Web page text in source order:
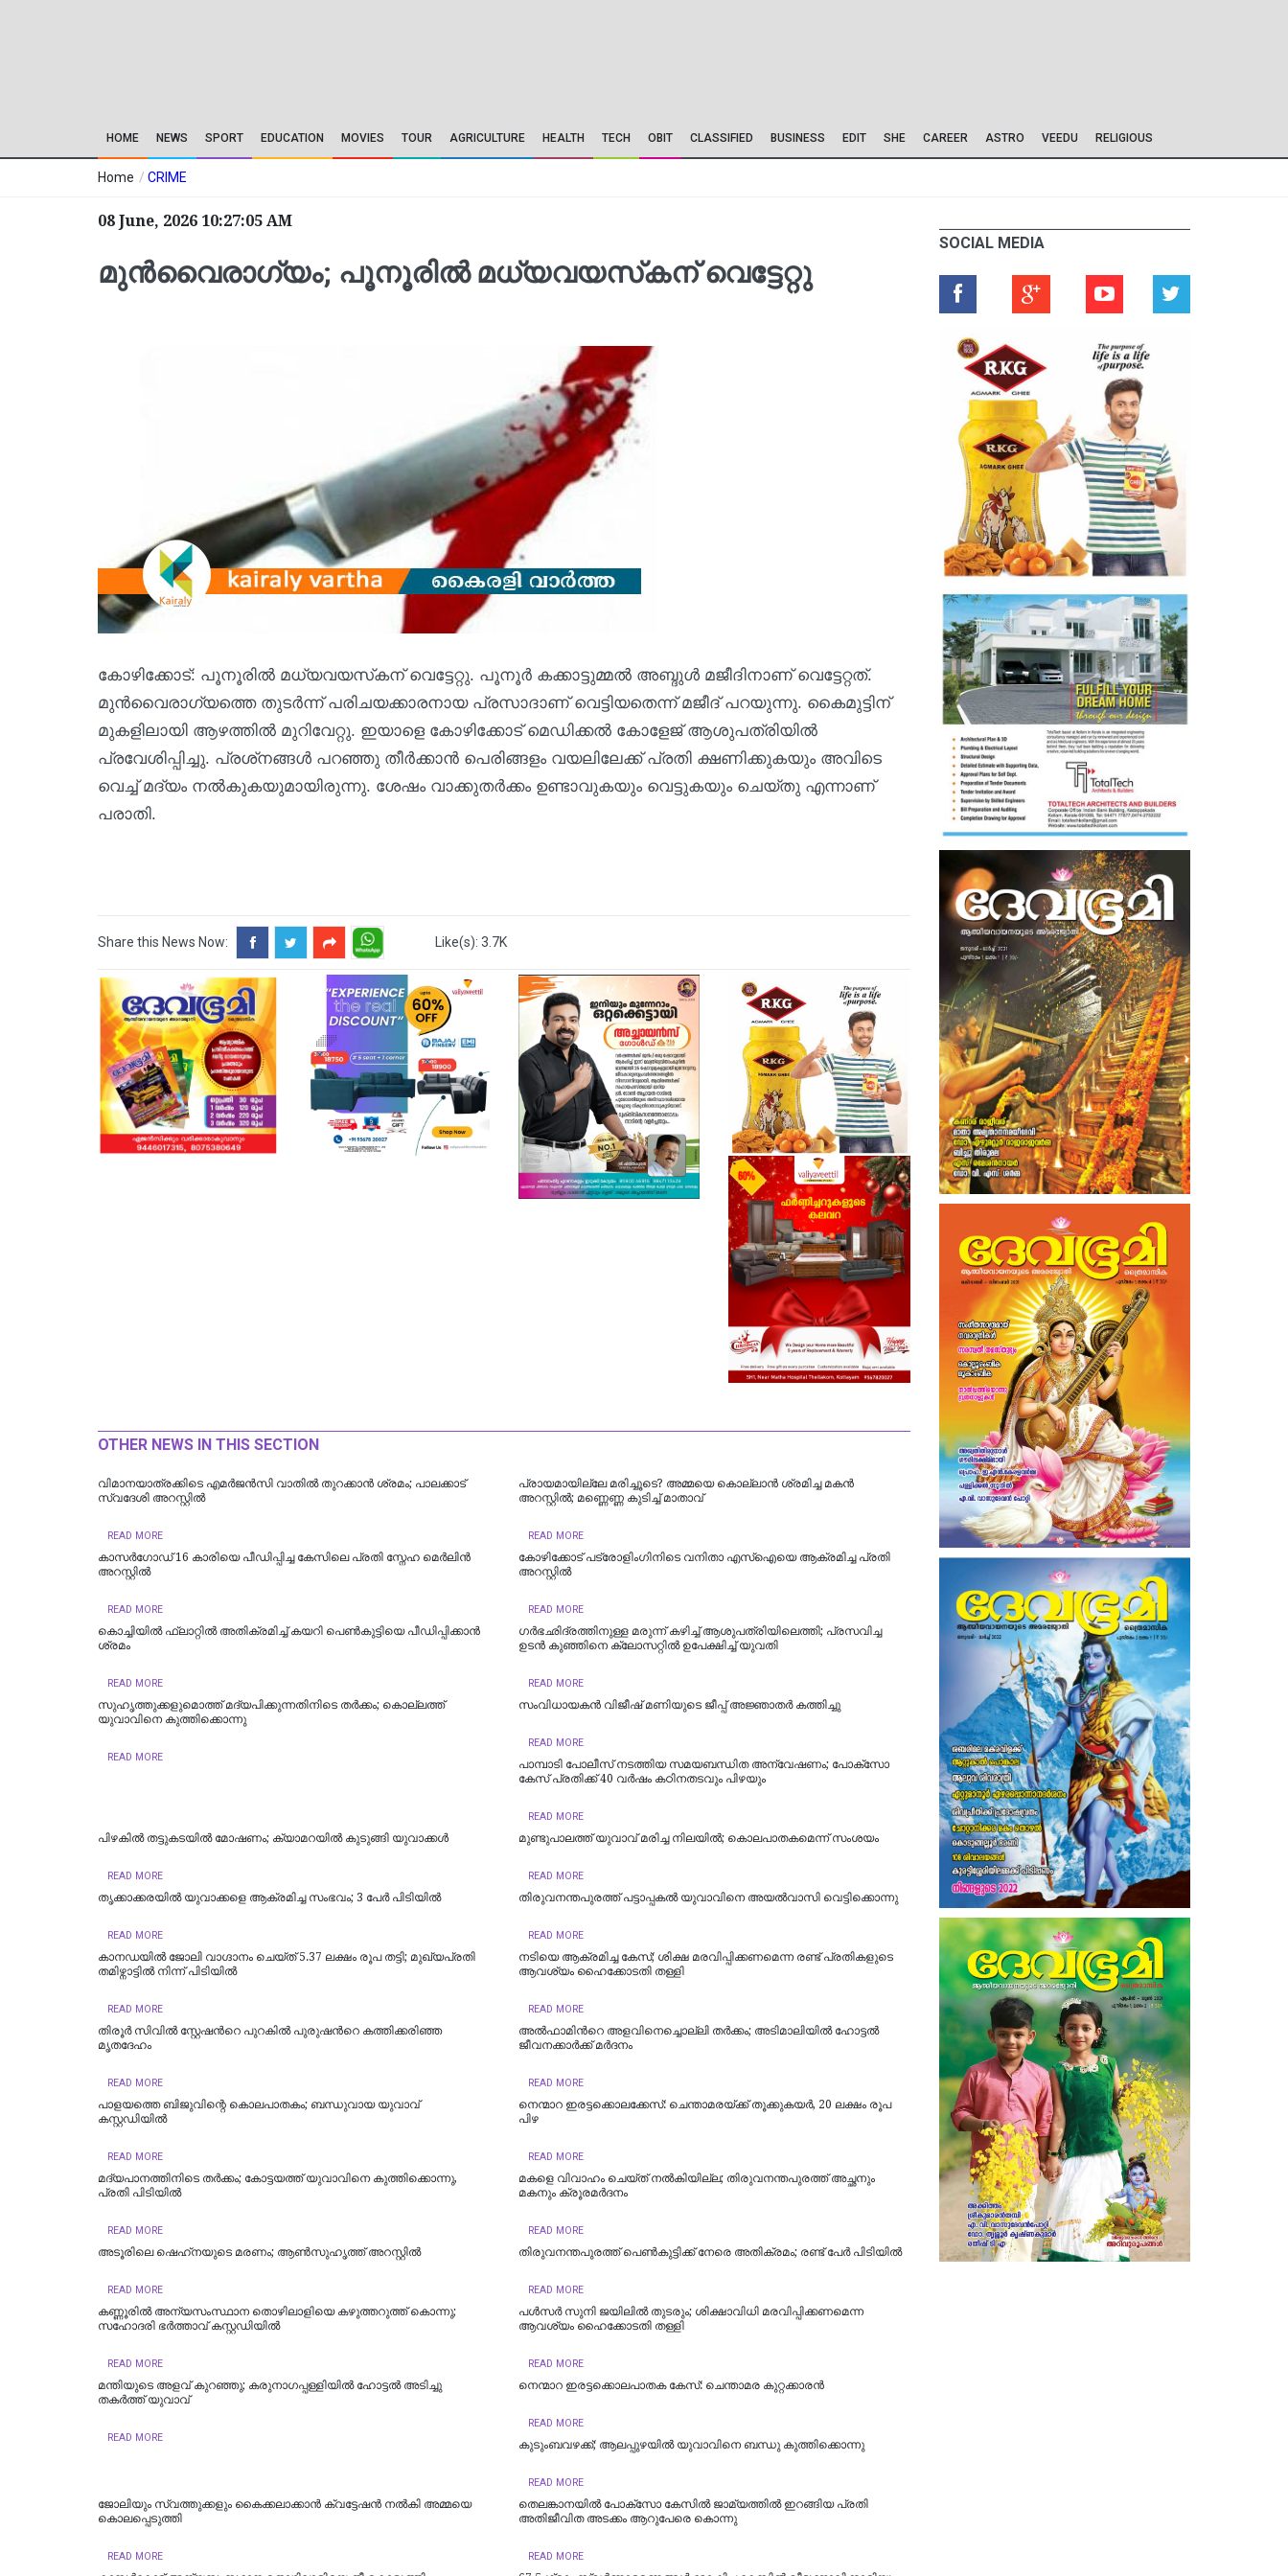
HOME NEWS SPORT EDUCATION MOVIES TOUR AGRICULTURE HEALTH TECH OBIT CLASSIFIED BUSINESS EDIT SHE CAREER ASTRO VEEDU RELIGIOUS
Home / CRIME
08 June, 2026 10:27:05 AM
മുന്‍വൈരാഗ്യം; പൂനൂരില്‍ മധ്യവയസ്‌കന് വെട്ടേറ്റു
കോഴിക്കോട്: പൂനൂരില്‍ മധ്യവയസ്‌കന് വെട്ടേറ്റു. പൂനൂര്‍ കക്കാട്ടുമ്മല്‍ അബ്ദുൾ മജീദിനാണ് വെട്ടേറ്റത്.
മുന്‍വൈരാഗ്യത്തെ തുടര്‍ന്ന് പരിചയക്കാരനായ പ്രസാദാണ് വെട്ടിയതെന്ന് മജീദ് പറയുന്നു. കൈമുട്ടിന്
മുകളിലായി ആഴത്തില്‍ മുറിവേറ്റു. ഇയാളെ കോഴിക്കോട് മെഡിക്കല്‍ കോളേജ് ആശുപത്രിയില്‍
പ്രവേശിപ്പിച്ചു. പ്രശ്‌നങ്ങള്‍ പറഞ്ഞു തീര്‍ക്കാന്‍ പെരിങ്ങളം വയലിലേക്ക് പ്രതി ക്ഷണിക്കുകയും അവിടെ
വെച്ച് മദ്യം നല്‍കുകയുമായിരുന്നു. ശേഷം വാക്കുതർക്കം ഉണ്ടാവുകയും വെട്ടുകയും ചെയ്തു എന്നാണ്
പരാതി.
Share this News Now: Like(s): 3.7K
OTHER NEWS IN THIS SECTION
വിമാനയാത്രക്കിടെ എമര്‍ജന്‍സി വാതില്‍ തുറക്കാന്‍ ശ്രമം; പാലക്കാട്
സ്വദേശി അറസ്റ്റില്‍
READ MORE
പ്രായമായില്ലേ മരിച്ചൂടെ? അമ്മയെ കൊല്ലാൻ ശ്രമിച്ച മകൻ
അറസ്റ്റിൽ; മണ്ണെണ്ണ കുടിച്ച് മാതാവ്
READ MORE
കാസർഗോഡ് 16 കാരിയെ പീഡിപ്പിച്ച കേസിലെ പ്രതി സ്നേഹ മെർലിൻ
അറസ്റ്റിൽ
READ MORE
കോഴിക്കോട് പട്രോളിംഗിനിടെ വനിതാ എസ്ഐയെ ആക്രമിച്ച പ്രതി
അറസ്റ്റിൽ
READ MORE
കൊച്ചിയില്‍ ഫ്ലാറ്റിൽ അതിക്രമിച്ച് കയറി പെൺകുട്ടിയെ പീഡിപ്പിക്കാൻ
ശ്രമം
READ MORE
ഗർഭഛിദ്രത്തിനുള്ള മരുന്ന് കഴിച്ച് ആശുപത്രിയിലെത്തി; പ്രസവിച്ച
ഉടൻ കുഞ്ഞിനെ ക്ലോസറ്റിൽ ഉപേക്ഷിച്ച് യുവതി
READ MORE
സുഹൃത്തുക്കളുമൊത്ത് മദ്യപിക്കുന്നതിനിടെ തര്‍ക്കം; കൊല്ലത്ത്
യുവാവിനെ കുത്തിക്കൊന്നു
READ MORE
സംവിധായകൻ വിജീഷ് മണിയുടെ ജീപ്പ് അജ്ഞാതർ കത്തിച്ചു
READ MORE
പാമ്പാടി പോലീസ് നടത്തിയ സമയബന്ധിത അന്വേഷണം; പോക്സോ
കേസ് പ്രതിക്ക് 40 വർഷം കഠിനതടവും പിഴയും
READ MORE
പിഴകിൽ തട്ടുകടയിൽ മോഷണം; ക്യാമറയിൽ കുടുങ്ങി യുവാക്കൾ
READ MORE
മുണ്ടുപാലത്ത് യുവാവ് മരിച്ച നിലയില്‍; കൊലപാതകമെന്ന് സംശയം
READ MORE
തൃക്കാക്കരയിൽ യുവാക്കളെ ആക്രമിച്ച സംഭവം; 3 പേർ പിടിയിൽ
READ MORE
തിരുവനന്തപുരത്ത് പട്ടാപ്പകൽ യുവാവിനെ അയൽവാസി വെട്ടിക്കൊന്നു
READ MORE
കാനഡയിൽ ജോലി വാഗ്ദാനം ചെയ്ത് 5.37 ലക്ഷം രൂപ തട്ടി; മുഖ്യപ്രതി
തമിഴ്നാട്ടിൽ നിന്ന് പിടിയിൽ
READ MORE
നടിയെ ആക്രമിച്ച കേസ്; ശിക്ഷ മരവിപ്പിക്കണമെന്ന രണ്ട് പ്രതികളുടെ
ആവശ്യം ഹൈക്കോടതി തള്ളി
READ MORE
തിരൂർ സിവിൽ സ്റ്റേഷന്‍റെ പുറകിൽ പുരുഷന്‍റെ കത്തിക്കരിഞ്ഞ
മൃതദേഹം
READ MORE
അൽഫാമിന്‍റെ അളവിനെച്ചൊല്ലി തർക്കം; അടിമാലിയിൽ ഹോട്ടല്‍
ജീവനക്കാര്‍ക്ക് മര്‍ദനം
READ MORE
പാളയത്തെ ബിജുവിന്റെ കൊലപാതകം; ബന്ധുവായ യുവാവ്
കസ്റ്റഡിയില്‍
READ MORE
നെന്മാറ ഇരട്ടക്കൊലക്കേസ്: ചെന്താമരയ്ക്ക് തൂക്കുകയർ, 20 ലക്ഷം രൂപ
പിഴ
READ MORE
മദ്യപാനത്തിനിടെ തര്‍ക്കം; കോട്ടയത്ത് യുവാവിനെ കുത്തിക്കൊന്നു,
പ്രതി പിടിയില്‍
READ MORE
മകളെ വിവാഹം ചെയ്ത് നൽകിയില്ല; തിരുവനന്തപുരത്ത് അച്ഛനും
മകനും ക്രൂരമര്‍ദനം
READ MORE
അടൂരിലെ ഷെഹ്‌നയുടെ മരണം; ആണ്‍സുഹൃത്ത് അറസ്റ്റില്‍
READ MORE
തിരുവനന്തപുരത്ത് പെൺകുട്ടിക്ക് നേരെ അതിക്രമം; രണ്ട് പേർ പിടിയിൽ
READ MORE
കണ്ണൂരിൽ അന്യസംസ്ഥാന തൊഴിലാളിയെ കഴുത്തറുത്ത് കൊന്നു;
സഹോദരി ഭർത്താവ് കസ്റ്റഡിയിൽ
READ MORE
പള്‍സര്‍ സുനി ജയിലില്‍ തുടരും; ശിക്ഷാവിധി മരവിപ്പിക്കണമെന്ന
ആവശ്യം ഹൈക്കോടതി തള്ളി
READ MORE
മന്തിയുടെ അളവ് കുറഞ്ഞു; കരുനാ​ഗപ്പള്ളിയിൽ ഹോട്ടല്‍ അടിച്ചു
തകര്‍ത്ത് യുവാവ്
READ MORE
നെന്മാറ ഇരട്ടക്കൊലപാതക കേസ്: ചെന്താമര കുറ്റക്കാരൻ
READ MORE
കുടുംബവഴക്ക്; ആലപ്പുഴയില്‍ യുവാവിനെ ബന്ധു കുത്തിക്കൊന്നു
READ MORE
ജോലിയും സ്വത്തുക്കളും കൈക്കലാക്കാൻ ക്വട്ടേഷൻ നൽകി അമ്മയെ
കൊലപ്പെടുത്തി
READ MORE
തെലങ്കാനയിൽ പോക്‌സോ കേസില്‍ ജാമ്യത്തില്‍ ഇറങ്ങിയ പ്രതി
അതിജീവിത അടക്കം ആറുപേരെ കൊന്നു
READ MORE
SOCIAL MEDIA